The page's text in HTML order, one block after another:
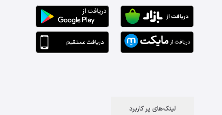
لینک‌های پر کاربرد